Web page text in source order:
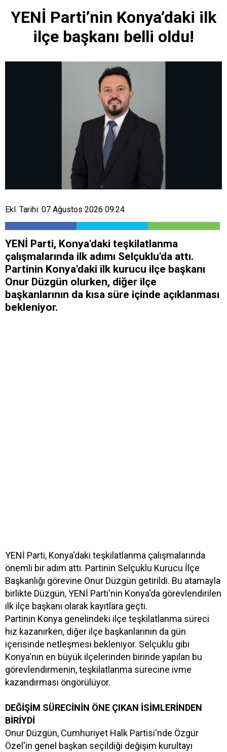
YENİ Parti’nin Konya’daki ilk
ilçe başkanı belli oldu!
Ekl. Tarihi: 07 Ağustos 2026 09:24
YENİ Parti, Konya'daki teşkilatlanma
çalışmalarında ilk adımı Selçuklu'da attı.
Partinin Konya'daki ilk kurucu ilçe başkanı
Onur Düzgün olurken, diğer ilçe
başkanlarının da kısa süre içinde açıklanması
bekleniyor.
YENİ Parti, Konya'daki teşkilatlanma çalışmalarında
önemli bir adım attı. Partinin Selçuklu Kurucu İlçe
Başkanlığı görevine Onur Düzgün getirildi. Bu atamayla
birlikte Düzgün, YENİ Parti'nin Konya'da görevlendirilen
ilk ilçe başkanı olarak kayıtlara geçti.
Partinin Konya genelindeki ilçe teşkilatlanma süreci
hız kazanırken, diğer ilçe başkanlarının da gün
içerisinde netleşmesi bekleniyor. Selçuklu gibi
Konya'nın en büyük ilçelerinden birinde yapılan bu
görevlendirmenin, teşkilatlanma sürecine ivme
kazandırması öngörülüyor.
DEĞİŞİM SÜRECİNİN ÖNE ÇIKAN İSİMLERİNDEN
BİRİYDİ
Onur Düzgün, Cumhuriyet Halk Partisi'nde Özgür
Özel'in genel başkan seçildiği değişim kurultayı